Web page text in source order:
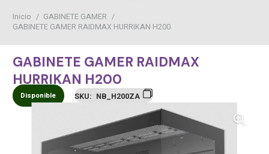
Inicio / GABINETE GAMER /
GABINETE GAMER RAIDMAX HURRIKAN H200
GABINETE GAMER RAIDMAX
HURRIKAN H200
Disponible SKU: NB_H200ZA